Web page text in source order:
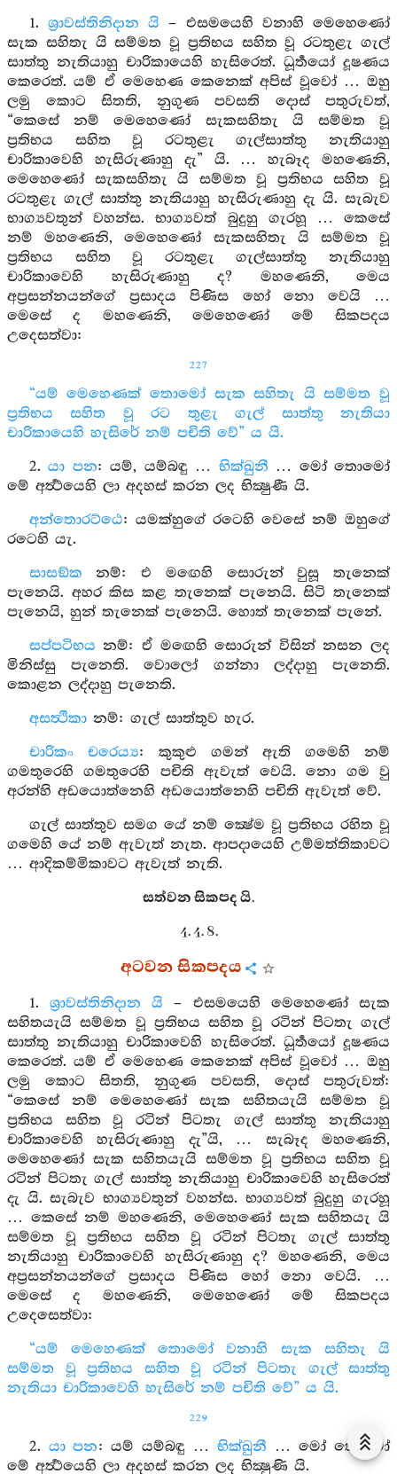
1. ශ්‍රාවස්තිනිදාන යි – එසමයෙහි වනාහි මෙහෙණෝ
සැක සහිතැ යි සම්මත වූ ප්‍රතිභය සහිත වූ රටතුළැ ගැල්
සාත්තු නැතියාහු චාරිකායෙහි හැසිරෙත්. ධූර්‍තයෝ දූෂණය
කෙරෙත්. යම් ඒ මෙහෙණ කෙනෙක් අපිස් වූවෝ … ඔහු
ලමු කොට සිතති, නුගුණ පවසති දොස් පතුරුවත්,
“කෙසේ නම් මෙහෙණෝ සැකසහිතැ යි සම්මත වූ
ප්‍රතිභය සහිත වූ රටතුළැ ගැල්සාත්තු නැතියාහු
චාරිකාවෙහි හැසිරුණාහු දැ” යි. … හැබෑද මහණෙනි,
මෙහෙණෝ සැකසහිතැ යි සම්මත වූ ප්‍රතිභය සහිත වූ
රටතුළැ ගැල් සාත්තු නැතියාහු හැසිරුණාහු දැ යි. සැබැව
භාග්‍යවතුන් වහන්ස. භාග්‍යවත් බුදුහු ගැරහූ … කෙසේ
නම් මහණෙනි, මෙහෙණෝ සැකසහිතැ යි සම්මත වූ
ප්‍රතිභය සහිත වූ රටතුළැ ගැල්සාත්තු නැතියාහු
චාරිකාවෙහි හැසිරුණාහු ද? මහණෙනි, මෙය
අප්‍රසන්නයන්ගේ ප්‍රසාදය පිණිස හෝ නො වෙයි …
මෙසේ ද මහණෙනි, මෙහෙණෝ මේ සිකපදය
උදෙසත්වා:
227
“යම් මෙහෙණක් තොමෝ සැක සහිතැ යි සම්මත වූ
ප්‍රතිභය සහිත වූ රට තුළැ ගැල් සාත්තු නැතියා
චාරිකායෙහි හැසිරේ නම් පචිති වේ” ය යි.
2.යා පන: යම්, යම්බඳු … භික්ඛුනී … මෝ තොමෝ
මේ අර්‍ත්‍ථයෙහි ලා අදහස් කරන ලද භික්‍ෂුණී යි.
අන්තොරට්ඨෙ: යමක්හුගේ රටෙහි වෙසේ නම් ඔහුගේ
රටෙහි යැ.
සාසඞ්ක නම්: එ මඟෙහි සොරුන් වුසූ තැනෙක්
පැනෙයි. අහර කිස කළ තැනෙක් පැනෙයි. සිටි තැනෙක්
පැනෙයි, හුන් තැනෙක් පැනෙයි. හොත් තැනෙක් පැනේ.
සප්පටිභය නම්: ඒ මඟෙහි සොරුන් විසින් නසන ලද
මිනිස්සු පැනෙති. වොලෝ ගන්නා ලද්දාහු පැනෙති.
කොළන ලද්දාහු පැනෙති.
අසත්‍ථිකානම්: ගැල් සාත්තුව හැර.
චාරිකං චරෙය්‍ය: කුකුළු ගමන් ඇති ගමෙහි නම්
ගමතුරෙහි ගමතුරෙහි පචිති ඇවැත් වෙයි. නො ගම වු
අරන්හි අඩයොත්නෙහි අඩයොත්නෙහි පචිති ඇවැත් වේ.
ගැල් සාත්තුව සමග යේ නම් ක්‍ෂේම වූ ප්‍රතිභය රහිත වූ
ගමෙහි යේ නම් ඇවැත් නැත. ආපදායෙහි උම්මත්තිකාවට
… ආදිකම්මිකාවට ඇවැත් නැති.
සත්වන සිකපද යි.
4. 4. 8.
අටවන සිකපදය
1. ශ්‍රාවස්තිනිදාන යි – එසමයෙහි මෙහෙණෝ සැක
සහිතයැයි සම්මත වූ ප්‍රතිභය සහිත වූ රටින් පිටතැ ගැල්
සාත්තු නැතියාහු චාරිකාවෙහි හැසිරෙත්. ධූර්‍තයෝ දූෂණය
කෙරෙත්. යම් ඒ මෙහෙණ කෙනෙක් අපිස් වූවෝ … ඔහු
ලමු කොට සිතති, නුගුණ පවසති, දොස් පතුරුවත්:
“කෙසේ නම් මෙහෙණෝ සැක සහිතයැයි සම්මත වූ
ප්‍රතිභය සහිත වූ රටින් පිටතැ ගැල් සාත්තු නැතියාහු
චාරිකාවෙහි හැසිරුණාහු දැ”යි, … සැබෑද මහණෙනි,
මෙහෙණෝ සැක සහිතයැයි සම්මත වූ ප්‍රතිභය සහිත වූ
රටින් පිටතැ ගැල් සාත්තු නැතියාහු චාරිකාවෙහි හැසිරෙත්
දැ යි. සැබැව භාග්‍යවතුන් වහන්ස. භාග්‍යවත් බුදුහු ගැරහූ
… කෙසේ නම් මහණෙනි, මෙහෙණෝ සැක සහිතයැ යි
සම්මත වූ ප්‍රතිභය සහිත වූ රටින් පිටතැ ගැල් සාත්තු
නැතියාහු චාරිකාවෙහි හැසිරුණාහු ද? මහණෙනි, මෙය
අප්‍රසන්නයන්ගේ ප්‍රසාදය පිණිස හෝ නො වෙයි. …
මෙසේ ද මහණෙනි, මෙහෙණෝ මේ සිකපදය
උදෙසෙත්වා:
“යම් මෙහෙණක් තොමෝ වනාහි සැක සහිතැ යි
සම්මත වූ ප්‍රතිභය සහිත වූ රටින් පිටතැ ගැල් සාත්තු
නැතියා චාරිකාවෙහි හැසිරේ නම් පචිති වේ” ය යි.
229
2. යා පන: යම් යම්බඳු …භික්ඛුනී … මෝ තොමෝ
මේ අර්‍ත්‍ථයෙහි ලා අදහස් කරන ලද භික්‍ෂුණි යි.